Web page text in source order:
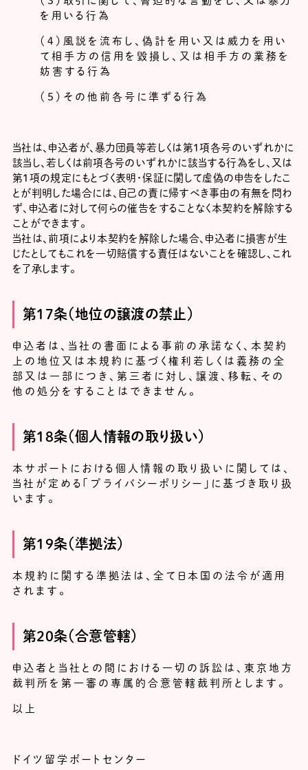
を用いる行為
（４）風説を流布し、偽計を用い又は威力を用い
て相手方の信用を毀損し、又は相手方の業務を
妨害する行為
（５）その他前各号に準ずる行為
当社は、申込者が、暴力団員等若しくは第1項各号のいずれかに
該当し、若しくは前項各号のいずれかに該当する行為をし、又は
第1項の規定にもとづく表明・保証に関して虚偽の申告をしたこ
とが判明した場合には、自己の責に帰すべき事由の有無を問わ
ず、申込者に対して何らの催告をすることなく本契約を解除する
ことができます。
当社は、前項により本契約を解除した場合、申込者に損害が生
じたとしてもこれを一切賠償する責任はないことを確認し、これ
を了承します。
第17条（地位の譲渡の禁止）
申込者は、当社の書面による事前の承諾なく、本契約
上の地位又は本規約に基づく権利若しくは義務の全
部又は一部につき、第三者に対し、譲渡、移転、その
他の処分をすることはできません。
第18条（個人情報の取り扱い）
本サポートにおける個人情報の取り扱いに関しては、
当社が定める「プライバシーポリシー」に基づき取り扱
います。
第19条（準拠法）
本規約に関する準拠法は、全て日本国の法令が適用
されます。
第20条（合意管轄）
申込者と当社との間における一切の訴訟は、東京地方
裁判所を第一審の専属的合意管轄裁判所とします。
以上
ドイツ留学ポートセンター